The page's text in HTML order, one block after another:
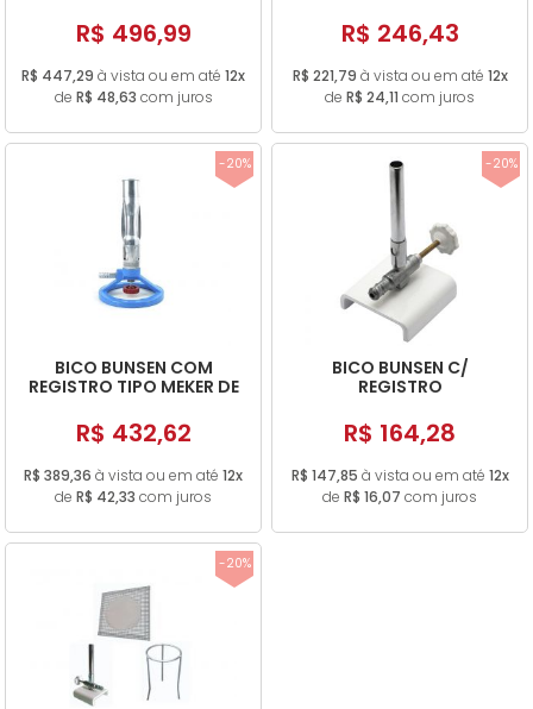
R$ 496,99
R$ 447,29 à vista ou em até 12x
de R$ 48,63 com juros
R$ 246,43
R$ 221,79 à vista ou em até 12x
de R$ 24,11 com juros
-20%
BICO BUNSEN COM
REGISTRO TIPO MEKER DE
R$ 432,62
R$ 389,36 à vista ou em até 12x
de R$ 42,33 com juros
-20%
BICO BUNSEN C/
REGISTRO
R$ 164,28
R$ 147,85 à vista ou em até 12x
de R$ 16,07 com juros
-20%